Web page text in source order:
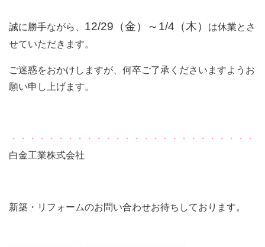
誠に勝手ながら、 12/29（金）～1/4（木）
は休業とさ
せていただきます。
ご迷惑をおかけしますが、何卒ご了承くださいますようお
願い申し上げます。
・・・・・・・・・・・・・・・・・・・・・・・・・・
白金工業株式会社
新築・リフォームのお問い合わせお待ちしております。